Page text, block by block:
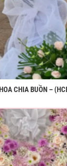
HOA CHIA BUỒN –